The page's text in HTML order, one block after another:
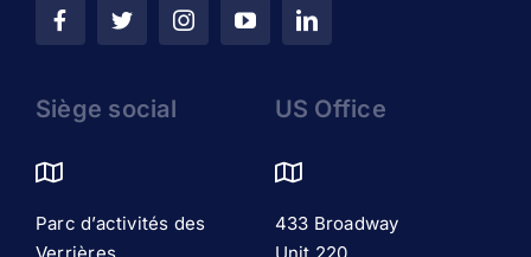
Siège social
Parc d’activités des
US Office
433 Broadway